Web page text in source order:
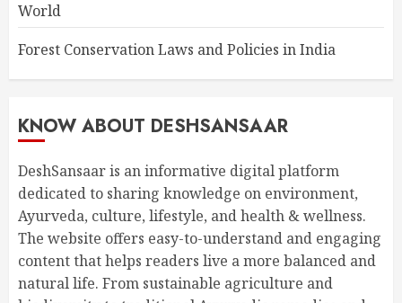
World
Forest Conservation Laws and Policies in India
KNOW ABOUT DESHSANSAAR
DeshSansaar is an informative digital platform
dedicated to sharing knowledge on environment,
Ayurveda, culture, lifestyle, and health & wellness.
The website offers easy-to-understand and engaging
content that helps readers live a more balanced and
natural life. From sustainable agriculture and